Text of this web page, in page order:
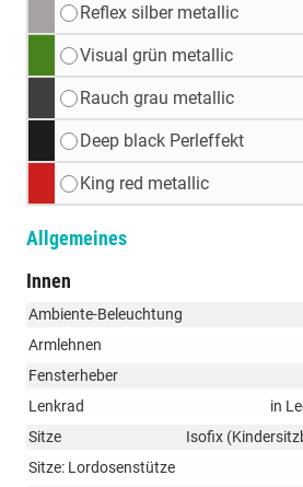
Reflex silber metallic
Visual grün metallic
Rauch grau metallic
Deep black Perleffekt
King red metallic
Allgemeines
Innen
Ambiente-Beleuchtung
Armlehnen
Fensterheber
Lenkrad
in
Sitze
Isofix
Sitze: Lordosenstütze